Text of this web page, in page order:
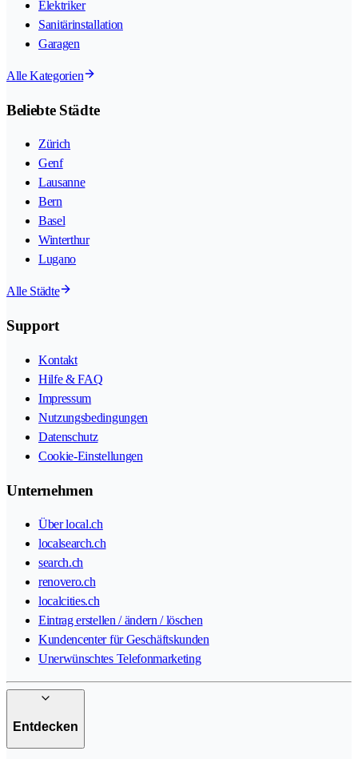
Elektriker
Sanitärinstallation
Garagen
Alle Kategorien
Beliebte Städte
Zürich
Genf
Lausanne
Bern
Basel
Winterthur
Lugano
Alle Städte
Support
Kontakt
Hilfe & FAQ
Impressum
Nutzungsbedingungen
Datenschutz
Cookie-Einstellungen
Unternehmen
Über local.ch
localsearch.ch
search.ch
renovero.ch
localcities.ch
Eintrag erstellen / ändern / löschen
Kundencenter für Geschäftskunden
Unerwünschtes Telefonmarketing
Entdecken